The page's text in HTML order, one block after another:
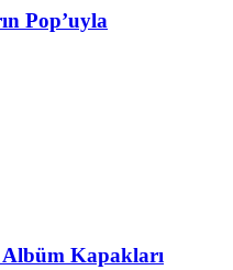
Pop’uyla
Kapakları